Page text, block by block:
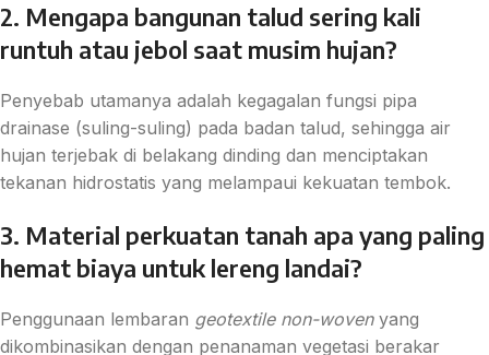
2. Mengapa bangunan talud sering kali
runtuh atau jebol saat musim hujan?
Penyebab utamanya adalah kegagalan fungsi pipa
drainase (suling-suling) pada badan talud, sehingga air
hujan terjebak di belakang dinding dan menciptakan
tekanan hidrostatis yang melampaui kekuatan tembok.
3. Material perkuatan tanah apa yang paling
hemat biaya untuk lereng landai?
Penggunaan lembaran geotextile non-wovenyang
dikombinasikan dengan penanaman vegetasi berakar